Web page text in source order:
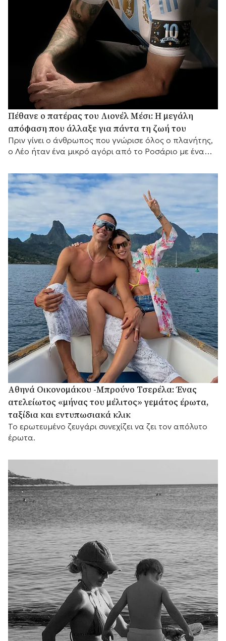
Πέθανε ο πατέρας του Λιονέλ Μέσι: Η μεγάλη
απόφαση που άλλαξε για πάντα τη ζωή του
Πριν γίνει ο άνθρωπος που γνώρισε όλος ο πλανήτης,
ο Λέο ήταν ένα μικρό αγόρι από το Ροσάριο με ένα
κυνηγήσει μαζί του
Αθηνά Οικονομάκου -Μπρούνο Τσερέλα: Ένας
ατελείωτος «μήνας του μέλιτος» γεμάτος έρωτα,
ταξίδια και εντυπωσιακά κλικ
Το ερωτευμένο ζευγάρι συνεχίζει να ζει τον απόλυτο
έρωτα.